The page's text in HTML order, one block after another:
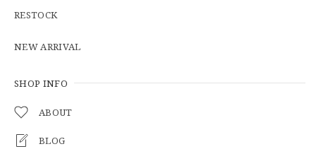
RESTOCK
NEW ARRIVAL
SHOP INFO
ABOUT
BLOG
GREEN